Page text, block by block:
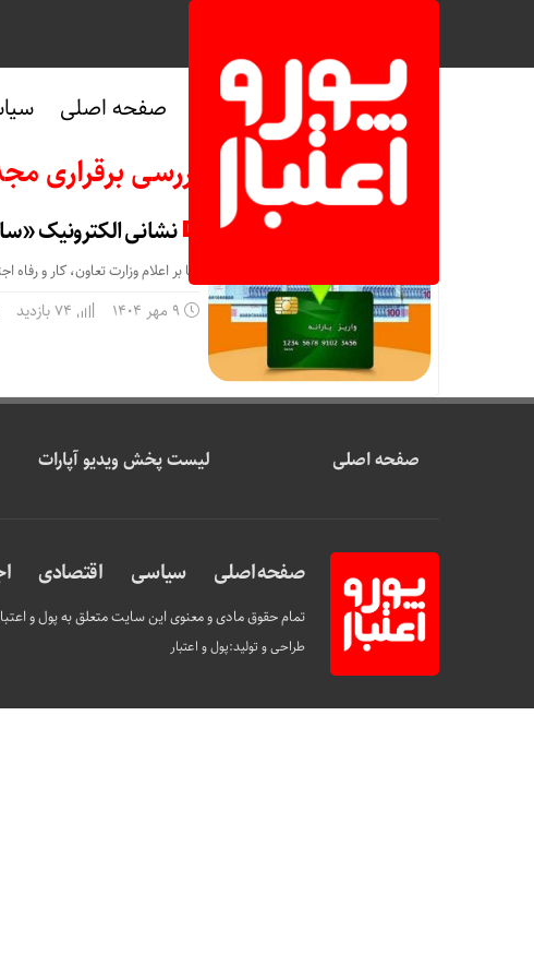
صفحه اصلی
بایگانی‌های بررسی برقراری
نشانی الکترونیک
بنا بر اعلام وزارت تعاون، کار و
9 مهر 1404
صفحه اصلی لیست پخش ویدیو آپارات
صفحه اصلی سیاسی اقتصادی
تمام حقوق مادی و معنوی این سایت متعلق به پول و
طراحی و تولید:پول و اعتبار